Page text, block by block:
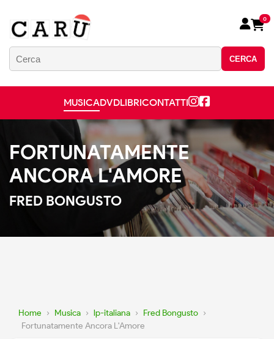
CERCA
0
MUSICADVDLIBRICONTATTI
FORTUNATAMENTE
ANCORA L'AMORE
FRED BONGUSTO
Home › Musica › lp-italiana › Fred Bongusto ›
Fortunatamente Ancora L'Amore